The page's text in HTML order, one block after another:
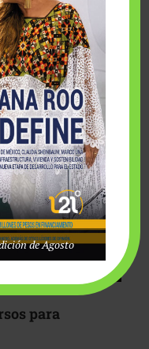
unieron
de una …
para
de Agosto